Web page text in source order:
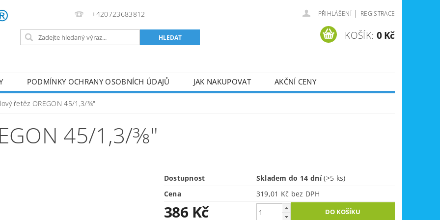
+420723683812 PŘIHLÁŠENÍ | REGISTRACE
KOŠÍK: 0 Kč
PODMÍNKY OCHRANY OSOBNÍCH ÚDAJŮ JAK NAKUPOVAT
AKČNÍ CENY
AKUMULÁTOROVÉ NÁŘADÍ
RUČNÍ NÁŘADÍ AKU NÁŘADÍ
řetěz OREGON 45/1,3/⅜"
45/1,3/⅜"
Dostupnost Skladem do 14 dní(>5 ks)
Cena
319,01 Kč bez DPH
386 Kč